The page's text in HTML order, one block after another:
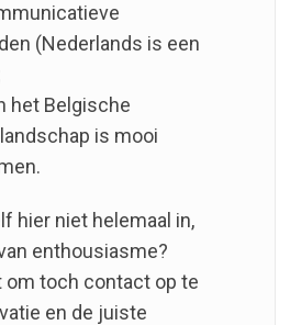
(Nederlands is een
het Belgische
is mooi
hier niet helemaal in,
enthousiasme?
om toch contact op te
en de juiste